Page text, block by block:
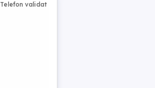
Telefon validat